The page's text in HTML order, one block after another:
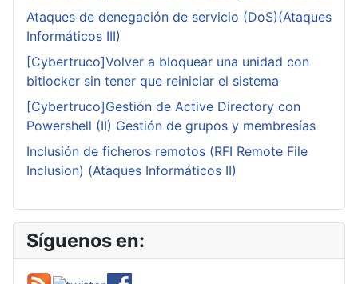
Ataques de denegación de servicio (DoS)(Ataques
Informáticos III)
[Cybertruco]Volver a bloquear una unidad con
bitlocker sin tener que reiniciar el sistema
[Cybertruco]Gestión de Active Directory con
Powershell (II) Gestión de grupos y membresías
Inclusión de ficheros remotos (RFI Remote File
Inclusion) (Ataques Informáticos II)
Síguenos en: